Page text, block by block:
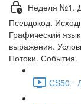
Неделя №1.
Псевдокод.
Графический
выражения.
Потоки. События.
CS50 -